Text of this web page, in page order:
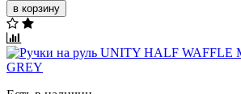
в корзину